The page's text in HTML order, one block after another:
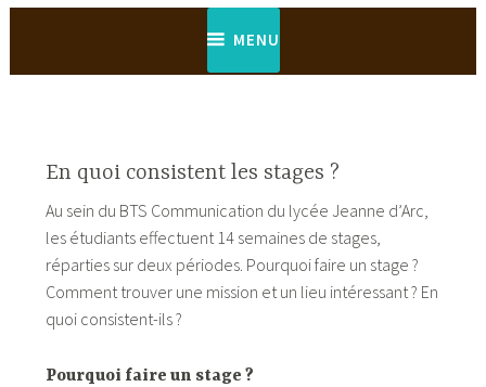
MENU
En quoi consistent les stages ?
Au sein du BTS Communication du lycée Jeanne d’Arc,
les étudiants effectuent 14 semaines de stages,
réparties sur deux périodes. Pourquoi faire un stage ?
Comment trouver une mission et un lieu intéressant ? En
quoi consistent-ils ?
Pourquoi faire un stage ?